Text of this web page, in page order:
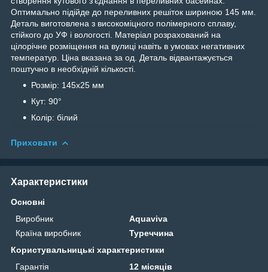
Оптимально підійде до переливних решіток шириною 145 мм.
Деталь виготовлена з високоміцного полімерного сплаву,
стійкого до УФ і вологості. Матеріал розрахований на
цілорічне розміщення на вулиці навіть в умовах негативних
температур. Ціна вказана за од. Деталь відвантажується
поштучно в необхідній кількості.
Розмір: 145х25 мм
Кут: 90°
Колір: білий
Приховати
Характеристики
Основні
Виробник
Aquaviva
Країна виробник
Туреччина
Користувальницькі характеристики
Гарантія
12 місяців